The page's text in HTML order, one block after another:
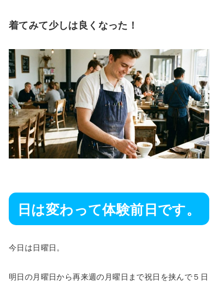
着てみて少しは良くなった！
日は変わって体験前日です。
今日は日曜日。
明日の月曜日から再来週の月曜日まで祝日を挟んで５日